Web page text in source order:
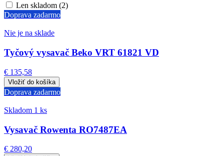
Len skladom (2)
Doprava zadarmo
Nie je na sklade
Tyčový vysavač Beko VRT 61821 VD
€ 135,58
Doprava zadarmo
Skladom 1 ks
Vysavač Rowenta RO7487EA
€ 280,20